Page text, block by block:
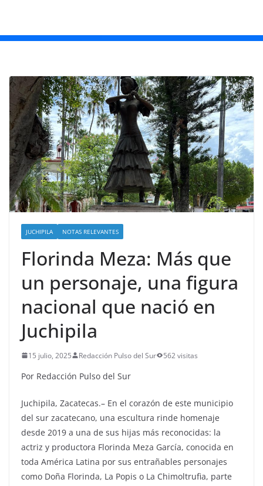
JUCHIPILA NOTAS RELEVANTES
Florinda Meza: Más que
un personaje, una figura
nacional que nació en
Juchipila
15 julio, 2025 Redacción Pulso del Sur 562 visitas
Por Redacción Pulso del Sur
Juchipila, Zacatecas.– En el corazón de este municipio
del sur zacatecano, una escultura rinde homenaje
desde 2019 a una de sus hijas más reconocidas: la
actriz y productora Florinda Meza García, conocida en
toda América Latina por sus entrañables personajes
como Doña Florinda, La Popis o La Chimoltrufia, parte